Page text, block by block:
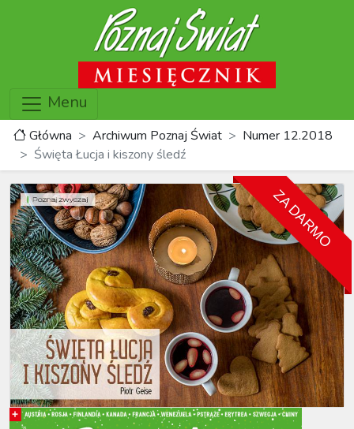
Menu
Główna Archiwum Poznaj Świat
Numer 12.2018
Święta Łucja i kiszony śledź
ZA DARMO